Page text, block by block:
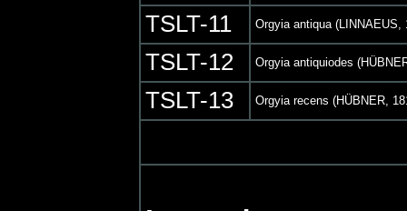
TSLT-11 Orgyia antiqua (LINNAEUS,
TSLT-12 Orgyia antiquiodes
TSLT-13 Orgyia recens (HÜBNER,